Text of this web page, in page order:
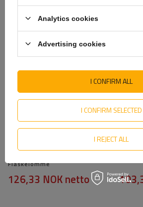
ANBEFALT FOR
PROFEX 82318 Lang Svart Lux
Flaskelomme
126,33 NOKnetto
Analytics cookies
Advertising cookies
I CONFIRM SELECTED
I REJECT ALL
I CONFIRM ALL